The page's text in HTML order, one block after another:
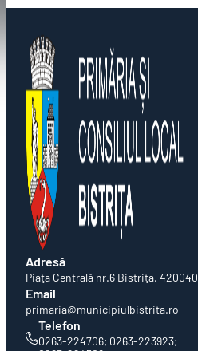
Adresă
Piaţa Centrală nr.6 Bistriţa, 420040
Email
primaria@municipiulbistrita.ro
Telefon
0263-224706; 0263-223923;